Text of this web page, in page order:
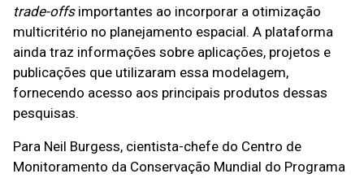
trade-offsimportantes ao incorporar a otimização
multicritério no planejamento espacial. A plataforma
ainda traz informações sobre aplicações, projetos e
publicações que utilizaram essa modelagem,
fornecendo acesso aos principais produtos dessas
pesquisas.
Para Neil Burgess, cientista-chefe do Centro de
Monitoramento da Conservação Mundial do Programa